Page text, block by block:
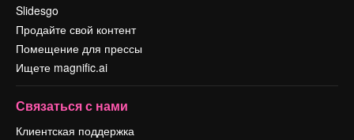
Slidesgo
Продайте свой контент
Помещение для прессы
Ищете magnific.ai
Связаться с нами
Клиентская поддержка